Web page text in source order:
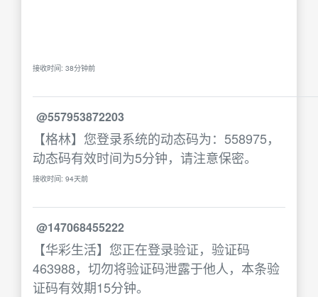
接收时间: 38分钟前
@557953872203
【格林】您登录系统的动态码为：558975，
动态码有效时间为5分钟，请注意保密。
接收时间: 94天前
@147068455222
【华彩生活】您正在登录验证，验证码
463988，切勿将验证码泄露于他人，本条验
证码有效期15分钟。